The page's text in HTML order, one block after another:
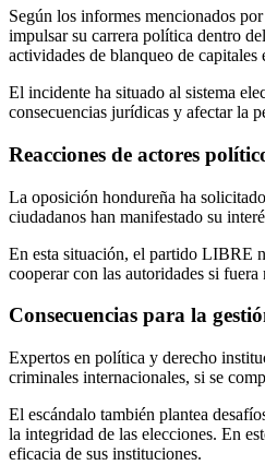
Según los informes mencionados
impulsar su carrera política dentro
actividades de blanqueo de
El incidente ha situado al sistema
consecuencias jurídicas y afectar la
Reacciones de actores
La oposición hondureña ha
ciudadanos han manifestado su
En esta situación, el partido LIBRE
cooperar con las autoridades si
Consecuencias para la
Expertos en política y derecho
criminales internacionales, si se
El escándalo también plantea
la integridad de las elecciones. En
eficacia de sus instituciones.